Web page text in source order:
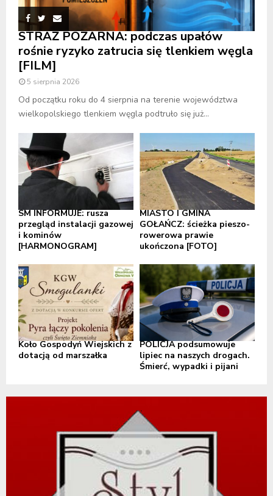
STRAŻ POŻARNA: podczas upałów
rośnie ryzyko zatrucia się tlenkiem węgla
[FILM]
5 sierpnia 2026
Od początku roku do 4 sierpnia na terenie województwa
wielkopolskiego tlenkiem węgla podtruło się już...
SM INFORMUJE: rusza
przegląd instalacji gazowej
i kominów
[HARMONOGRAM]
MIASTO I GMINA
GOŁAŃCZ: ścieżka pieszo-
rowerowa prawie
ukończona [FOTO]
Koło Gospodyń Wiejskich z
dotacją od marszałka
POLICJA podsumowuje
lipiec na naszych drogach.
Śmierć, wypadki i pijani